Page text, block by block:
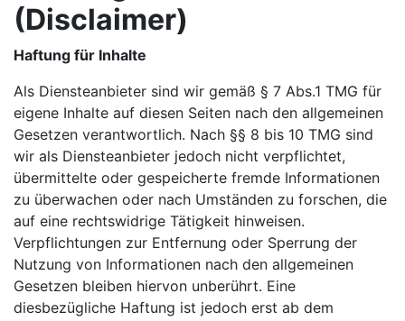
(Disclaimer)
Haftung für Inhalte
Als Diensteanbieter sind wir gemäß § 7 Abs.1 TMG für
eigene Inhalte auf diesen Seiten nach den allgemeinen
Gesetzen verantwortlich. Nach §§ 8 bis 10 TMG sind
wir als Diensteanbieter jedoch nicht verpflichtet,
übermittelte oder gespeicherte fremde Informationen
zu überwachen oder nach Umständen zu forschen, die
auf eine rechtswidrige Tätigkeit hinweisen.
Verpflichtungen zur Entfernung oder Sperrung der
Nutzung von Informationen nach den allgemeinen
Gesetzen bleiben hiervon unberührt. Eine
diesbezügliche Haftung ist jedoch erst ab dem